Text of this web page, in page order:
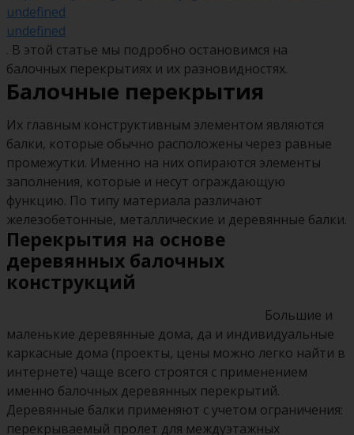
undefined
undefined
. В этой статье мы подробно остановимся на
балочных перекрытиях и их разновидностях.
Балочные перекрытия
Их главным конструктивным элементом являются
балки, которые обычно расположены через равные
промежутки. Именно на них опираются элементы
заполнения, которые и несут ограждающую
функцию. По типу материала различают
железобетонные, металлические и деревянные балки.
Перекрытия на основе
деревянных балочных
конструкций
Большие и
маленькие деревянные дома, да и индивидуальные
каркасные дома (проекты, цены можно легко найти в
интернете) чаще всего строятся с применением
именно балочных деревянных перекрытий.
Деревянные балки применяют с учетом ограничения:
перекрываемый пролет для междуэтажных